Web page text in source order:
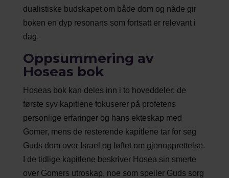
dualistiske budskapet om både dom og nåde gir
boken en dyp resonans som fortsatt er relevant i
dag.
Oppsummering av
Hoseas bok
Hoseas bok kan deles inn i to hoveddeler: de
første syv kapitlene fokuserer på profetens
personlige erfaringer og hans ekteskap med
Gomer, mens de resterende kapitlene tar for seg
Guds dom over Israel og løftet om gjenopprettelse.
I de tidlige kapitlene beskriver Hosea sin smerte
over Gomers utroskap, noe som speiler Guds sorg